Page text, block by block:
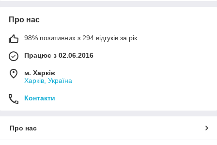
Про нас
98% позитивних з 294 відгуків за рік
Працює з 02.06.2016
м. Харків
Харків, Україна
Контакти
Про нас